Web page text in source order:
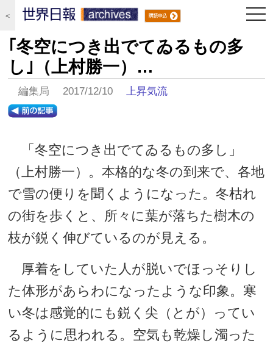
＜
｢冬空につき出でてゐるもの多
し｣（上村勝一）…
編集局 2017/12/10上昇気流
「冬空につき出でてゐるもの多し」
（上村勝一）。本格的な冬の到来で、各地
で雪の便りを聞くようになった。冬枯れ
の街を歩くと、所々に葉が落ちた樹木の
枝が鋭く伸びているのが見える。
厚着をしていた人が脱いでほっそりし
た体形があらわになったような印象。寒
い冬は感覚的にも鋭く尖（とが）ってい
るように思われる。空気も乾燥し濁った